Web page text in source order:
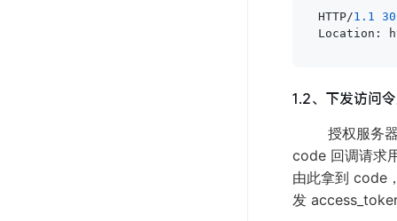
HTTP/1.1
Location:
1.2、下发访问
授权服务器的
code 回调请求
由此拿到 code
发